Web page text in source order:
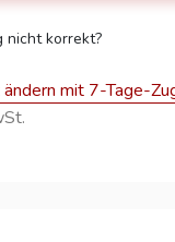
nicht korrekt?
mit 7-Tage-